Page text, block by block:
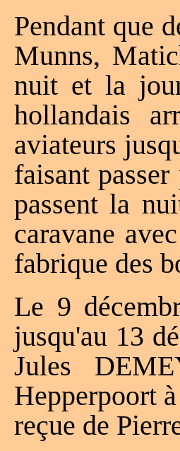
Pendant que
Munns,
nuit et la
hollandais
aviateurs
faisant
passent la
caravane
fabrique des
Le 9
jusqu'au 13
Jules
Hepperpoort
reçue de